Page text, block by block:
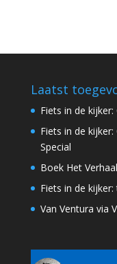
Laatst
Fiets in de
Fiets in de
Special
Boek Het
Fiets in de
Van Ventura via